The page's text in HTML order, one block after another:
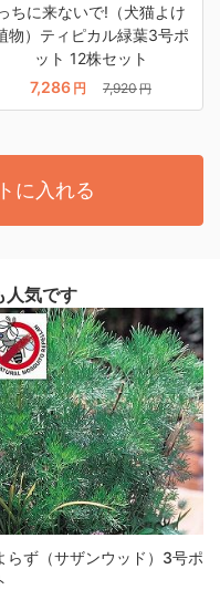
ちに来ないで!（犬猫よけ
物）ティピカル緑葉3号ポ
ット 12株セット
7,286 円 7,920円
に入れる
人気です
らず（サザンウッド）3号ポ